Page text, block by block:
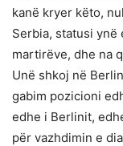
kanë kryer këto,
Serbia, statusi
martirëve, dhe na
Unë shkoj në
gabim pozicioni
edhe i Berlinit,
për vazhdimin e